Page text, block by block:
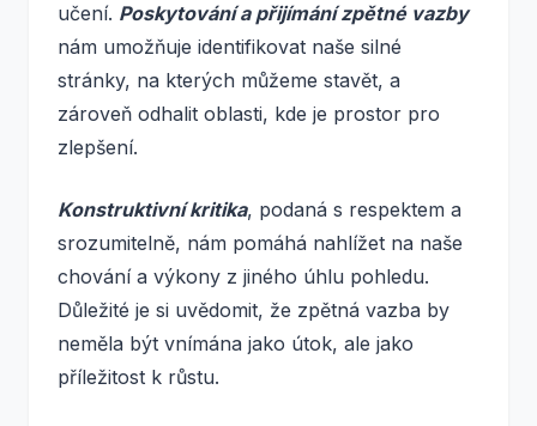
učení. Poskytování a přijímání zpětné vazby
nám umožňuje identifikovat naše silné
stránky, na kterých můžeme stavět, a
zároveň odhalit oblasti, kde je prostor pro
zlepšení.
Konstruktivní kritika, podaná s respektem a
srozumitelně, nám pomáhá nahlížet na naše
chování a výkony z jiného úhlu pohledu.
Důležité je si uvědomit, že zpětná vazba by
neměla být vnímána jako útok, ale jako
příležitost k růstu.